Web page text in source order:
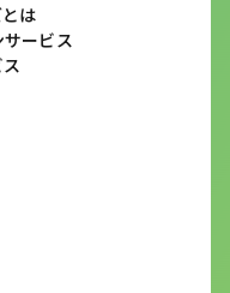
は
ービス